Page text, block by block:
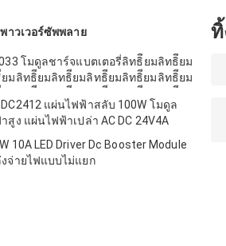
าวเวอร์ซัพพลาย
โมดูลชาร์จแบตเตอรี่ลิทธิียมลิทธิียม
มลิทธิียมลิทธิียมลิทธิียมลิทธิียมลิทธิียม
DC2412 แผ่นไฟฟ้าสลับ 100W โมดูล
สูง แผ่นไฟฟ้าเปล่า AC DC 24V4A
10A LED Driver Dc Booster Module
จ่ายไฟแบบไม่แยก
ทิ้